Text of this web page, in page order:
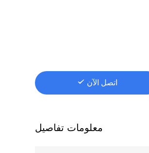
اتصل الآن
معلومات تفاصيل